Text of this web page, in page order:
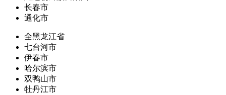
长春市
通化市
全黑龙江省
七台河市
伊春市
哈尔滨市
双鸭山市
牡丹江市